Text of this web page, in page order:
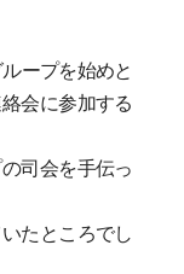
ープを始めと
会に参加する
司会を手伝っ
たところでし